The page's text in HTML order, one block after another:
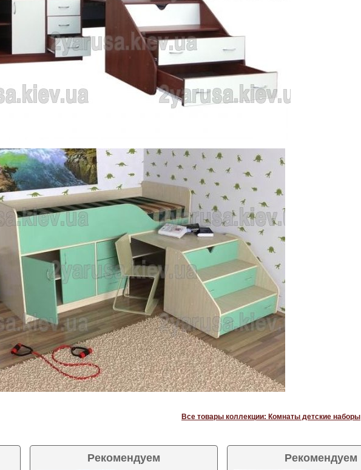
Все товары коллекции: Комнаты детские наборы
Рекомендуем Рекомендуем